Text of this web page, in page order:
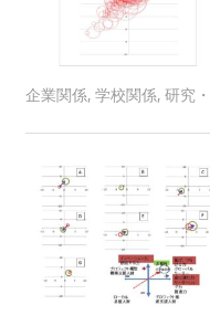
企業関係, 学校関係, 研究